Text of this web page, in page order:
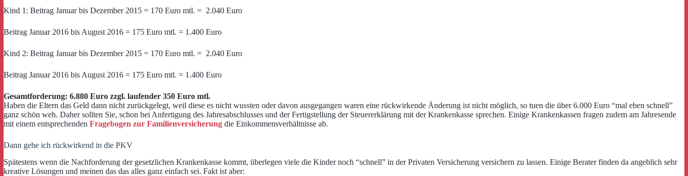
Kind 1: Beitrag Januar bis Dezember 2015 = 170 Euro mtl. = 2.040 Euro
Beitrag Januar 2016 bis August 2016 = 175 Euro mtl. = 1.400 Euro
Kind 2: Beitrag Januar bis Dezember 2015 = 170 Euro mtl. = 2.040 Euro
Beitrag Januar 2016 bis August 2016 = 175 Euro mtl. = 1.400 Euro
Gesamtforderung: 6.880 Euro zzgl. laufender 350 Euro mtl.
Haben die Eltern das Geld dann nicht zurückgelegt, weil diese es nicht wussten oder davon ausgegangen waren eine rückwirkende Änderung ist nicht möglich, so tuen die über 6.000 Euro “mal eben schnell”
ganz schön weh. Daher sollten Sie, schon bei Anfertigung des Jahresabschlusses und der Fertigstellung der Steuererklärung mit der Krankenkasse sprechen. Einige Krankenkassen fragen zudem am Jahresende
mit einem entsprechenden Fragebogen zur Familienversicherung die Einkommensverhältnisse ab.
Dann gehe ich rückwirkend in die PKV
Spätestens wenn die Nachforderung der gesetzlichen Krankenkasse kommt, überlegen viele die Kinder noch “schnell” in der Privaten Versicherung versichern zu lassen. Einige Berater finden da angeblich sehr
kreative Lösungen und meinen das das alles ganz einfach sei. Fakt ist aber: